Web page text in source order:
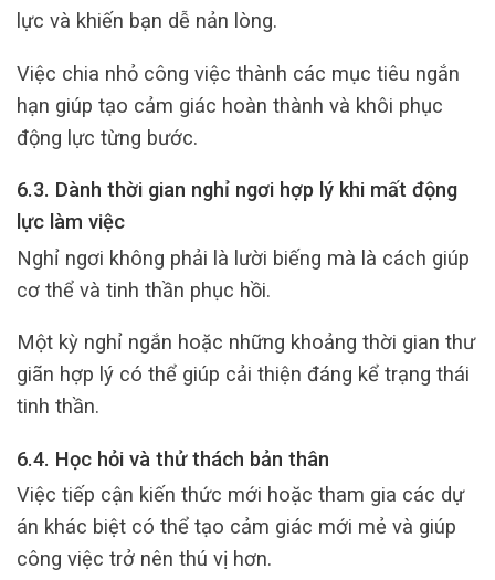
lực và khiến bạn dễ nản lòng.
Việc chia nhỏ công việc thành các mục tiêu ngắn
hạn giúp tạo cảm giác hoàn thành và khôi phục
động lực từng bước.
6.3. Dành thời gian nghỉ ngơi hợp lý khi mất động
lực làm việc
Nghỉ ngơi không phải là lười biếng mà là cách giúp
cơ thể và tinh thần phục hồi.
Một kỳ nghỉ ngắn hoặc những khoảng thời gian thư
giãn hợp lý có thể giúp cải thiện đáng kể trạng thái
tinh thần.
6.4. Học hỏi và thử thách bản thân
Việc tiếp cận kiến thức mới hoặc tham gia các dự
án khác biệt có thể tạo cảm giác mới mẻ và giúp
công việc trở nên thú vị hơn.